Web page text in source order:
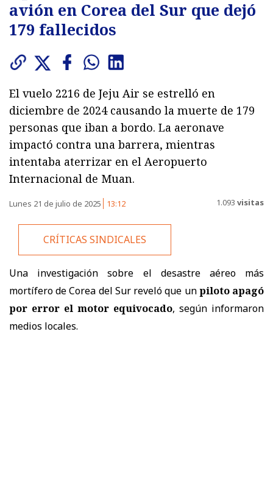
avión en Corea del Sur que dejó
179 fallecidos
El vuelo 2216 de Jeju Air se estrelló en
diciembre de 2024 causando la muerte de 179
personas que iban a bordo. La aeronave
impactó contra una barrera, mientras
intentaba aterrizar en el Aeropuerto
Internacional de Muan.
Lunes 21 de julio de 2025 13:12 1.093 visitas
CRÍTICAS SINDICALES
Una investigación sobre el desastre aéreo más
mortífero de Corea del Sur reveló que unpiloto apagó
por error el motor equivocado, según informaron
medios locales.